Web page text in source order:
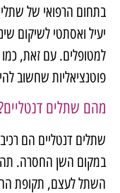
בתחום הרפואי של
יעיל ואסתטי לשיקום
למטופלים. עם זאת, כמו
פוטנציאליות שחשוב
מהם שתלים
שתלים דנטליים הם
במקום השן החסרה.
השתל לעצם, תקופת